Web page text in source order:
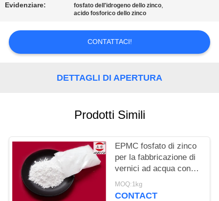
CONTATTACI
CHIEDI
UN
PREVENTIVO
SITO
PRIVACY
POLICY
Evidenziare: fosfato dell'idrogeno dello zinco,
acido fosforico dello zinco
CONTATTACI!
DETTAGLI DI APERTURA
Prodotti Simili
EPMC fosfato di zinco
per la fabbricazione di
vernici ad acqua con
vernice antirughe a
basso tenore di metalli
MOQ:1kg
CONTACT